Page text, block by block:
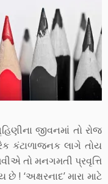
જીવનમાં તો રોજ
કંટાળાજનક લાગે તોય
તો મનગમતી પ્રવૃત્તિ
મારા માટે